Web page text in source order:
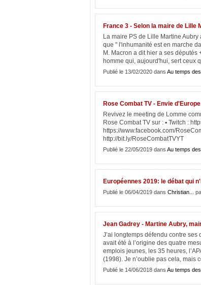
France 3 - Selon la maire de Lille
La maire PS de Lille Martine
que " l'inhumanité est en marche
M. Macron a dit hier a ses députés
homme qui, aujourd'hui, sert ceux
Publié le 13/02/2020 dans Au temps
Rose Combat TV - Envie
Revivez le meeting de Lomme
Rose Combat TV sur : ▪ Twitch :
https://www.facebook.com/
http://bit.ly/RoseCombatTVYT
Publié le 22/05/2019 dans Au temps
Européennes 2019: le débat qui
Publié le 06/04/2019 dans Christian...
Jean Gadrey - Martine Aubry,
J’ai longtemps défendu contre
avait été à l’origine des quatre
emplois jeunes, les 35 heures,
(1998). Je n’oublie pas cela, mais
Publié le 14/06/2018 dans Au temps